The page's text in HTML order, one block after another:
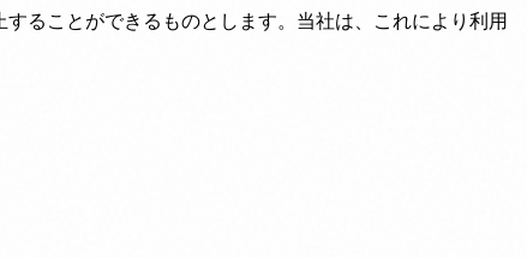
ることができるものとします。当社は、これにより利用